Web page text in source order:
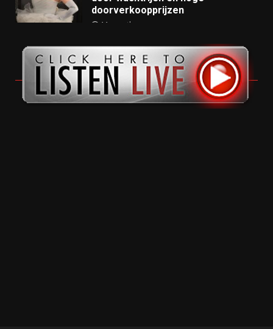
doorverkoopprijzen
11 months ago